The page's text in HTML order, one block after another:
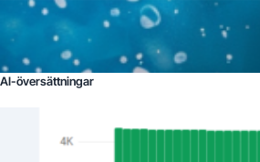
AI-översättningar